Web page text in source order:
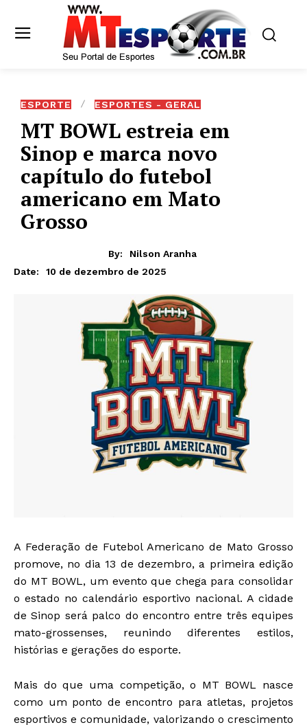
ESPORTE ESPORTES - GERAL
MT BOWL estreia em
Sinop e marca novo
capítulo do futebol
americano em Mato
Grosso
By:
Nilson Aranha
Date:
10 de dezembro de 2025
A Federação de Futebol Americano de Mato Grosso
promove, no dia 13 de dezembro, a primeira edição
do MT BOWL, um evento que chega para consolidar
o estado no calendário esportivo nacional. A cidade
de Sinop será palco do encontro entre três equipes
mato-grossenses, reunindo diferentes estilos,
histórias e gerações do esporte.
Mais do que uma competição, o MT BOWL nasce
como um ponto de encontro para atletas, projetos
esportivos e comunidade, valorizando o crescimento